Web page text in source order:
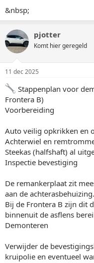
&nbsp;
pjotter
Komt hier geregeld
11 dec 2025
Stappenplan voor
Frontera B)
Voorbereiding
Auto veilig opkrikken en
Achterwiel en
Steekas (halfshaft) al
Inspectie bevestiging
De remankerplaat zit
aan de achterasbehuizing.
Bij de Frontera B zijn dit
binnenuit de asflens
Demonteren
Verwijder de
kruipolie en eventueel